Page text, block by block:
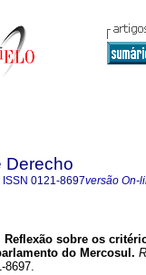
Derecho
ISSN 0121-8697versão On-
Reflexão sobre os
do Mercosul .
8697.